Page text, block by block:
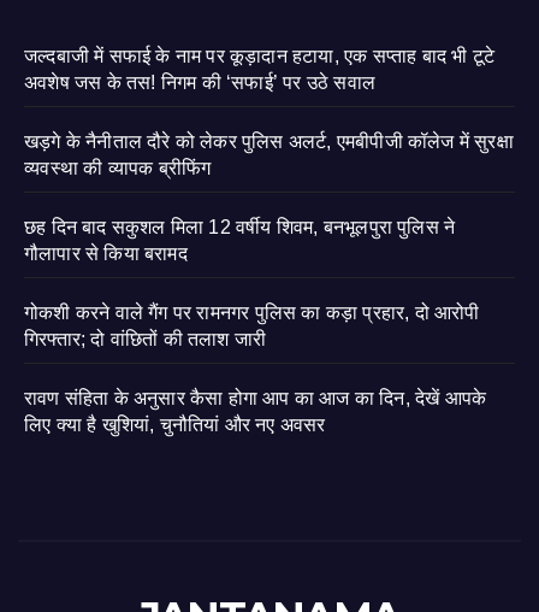
जल्दबाजी में सफाई के नाम पर कूड़ादान हटाया, एक सप्ताह बाद भी टूटे
अवशेष जस के तस! निगम की ‘सफाई’ पर उठे सवाल
खड़गे के नैनीताल दौरे को लेकर पुलिस अलर्ट, एमबीपीजी कॉलेज में सुरक्षा
व्यवस्था की व्यापक ब्रीफिंग
छह दिन बाद सकुशल मिला 12 वर्षीय शिवम, बनभूलपुरा पुलिस ने
गौलापार से किया बरामद
गोकशी करने वाले गैंग पर रामनगर पुलिस का कड़ा प्रहार, दो आरोपी
गिरफ्तार; दो वांछितों की तलाश जारी
रावण संहिता के अनुसार कैसा होगा आप का आज का दिन, देखें आपके
लिए क्या है खुशियां, चुनौतियां और नए अवसर